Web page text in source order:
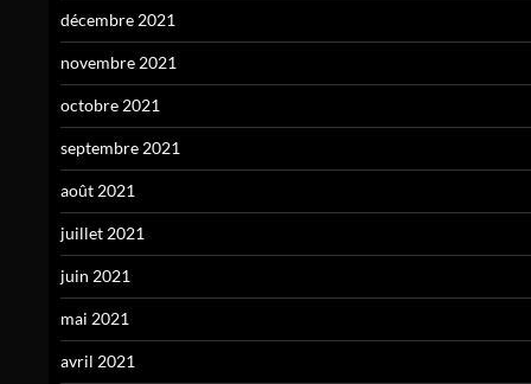
décembre 2021
novembre 2021
octobre 2021
septembre 2021
août 2021
juillet 2021
juin 2021
mai 2021
avril 2021